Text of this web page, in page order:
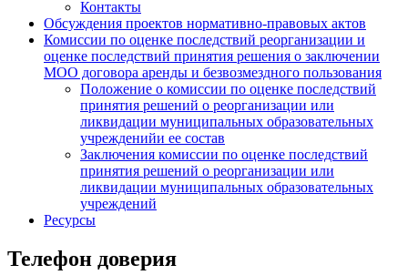
Контакты
Обсуждения проектов нормативно-правовых актов
Комиссии по оценке последствий реорганизации и
оценке последствий принятия решения о заключении
МОО договора аренды и безвозмездного пользования
Положение о комиссии по оценке последствий
принятия решений о реорганизации или
ликвидации муниципальных образовательных
учрежденийи ее состав
Заключения комиссии по оценке последствий
принятия решений о реорганизации или
ликвидации муниципальных образовательных
учреждений
Ресурсы
Телефон доверия